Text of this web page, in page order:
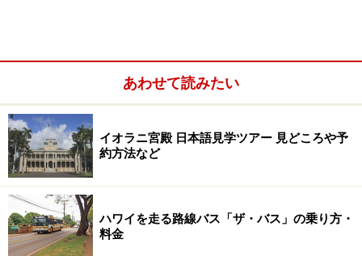
全館税金なしのショッピング天国
2階ビューティ＆フレグランスコーナーは、ハワイ最大規模
の品揃え
カルティエ、エルメス、ブルガリなどの独立ブティック
あわせて読みたい
イオラニ宮殿 日本語見学ツアー 見どころや予
約方法など
ハワイを走る路線バス「ザ・バス」の乗り方・
料金